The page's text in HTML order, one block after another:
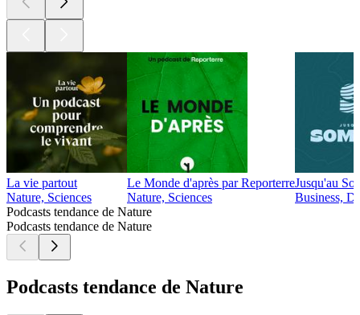
La vie partout
Nature, Sciences
Le Monde d'après par Reporterre
Nature, Sciences
Jusqu'au
Business,
Podcasts tendance de Nature
Podcasts tendance de Nature
Podcasts tendance de Nature